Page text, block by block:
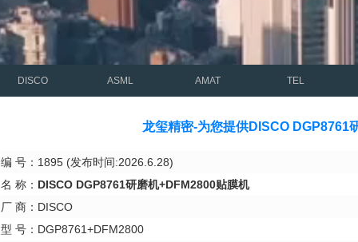
DISCO ASML AMAT TEL
龙玺精密-为您提供DISCO DGP8761
编 号：1895 (发布时间:2026.6.28)
名 称： DISCO DGP8761研磨机+DFM2800贴膜机
厂 商：DISCO
型 号：DGP8761+DFM2800